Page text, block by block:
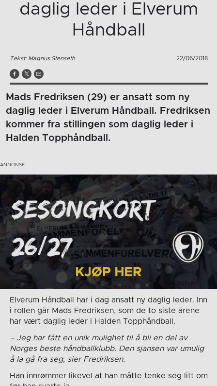
daglig leder i Elverum
Håndball
Tekst: Magnus Stenseth 22/06/2018
Mads Fredriksen (29) er ansatt som ny
daglig leder i Elverum Håndball. Fredriksen
kommer fra stillingen som daglig leder i
Halden Topphåndball.
Elverum Håndball har i dag ansatt ny daglig leder. Inn
i rollen går Mads Fredriksen, som de to siste årene
har vært daglig leder i Halden Topphåndball.
– Jeg har fått en unik mulighet til å bli en del av
Norges beste håndballklubb. Den sjansen var umulig
å la gå fra seg, sier Fredriksen.
Han innrømmer likevel at han måtte tenke seg litt om